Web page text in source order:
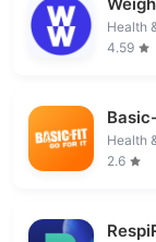
Health
4.59
Health
2.6